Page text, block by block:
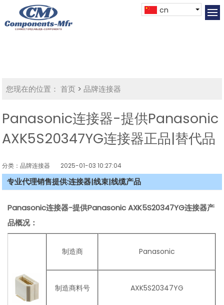
cn
您现在的位置： 首页 >品牌连接器
Panasonic连接器-提供Panasonic
AXK5S20347YG连接器正品|替代品
分类：品牌连接器 2025-01-03 10:27:04
专业代理销售提供:连接器|线束|线缆产品
Panasonic连接器-提供PanasonicAXK5S20347YG连接器产
品概况：
制造商 Panasonic
制造商料号 AXK5S20347YG